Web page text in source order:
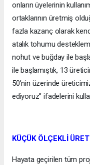
onların üyelerinin
ortaklarının üretmiş
fazla kazanç olarak
atalık tohumu
nohut ve buğday ile
ile başlamıştık, 13
50’nin üzerinde
ediyoruz” ifadelerini
KÜÇÜK ÖLÇEKLİ
Hayata geçirilen tüm